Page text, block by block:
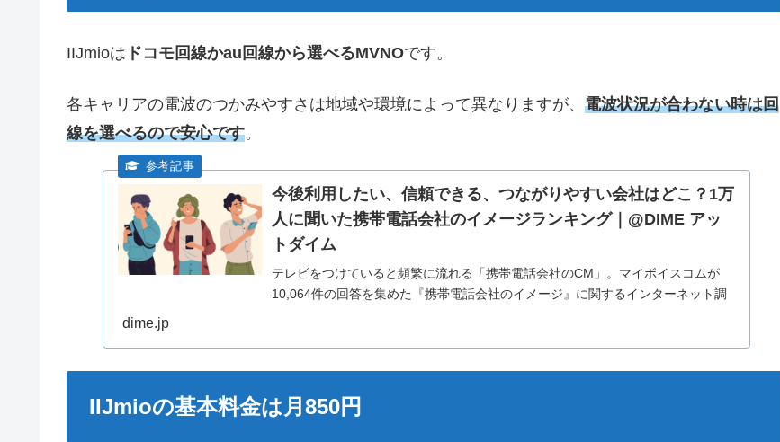
IIJmioは ドコモ回線かau回線から選べるMVNOです。
各キャリアの電波のつかみやすさは地域や環境によって異なりますが、 電波状況が合わない時は回
線を選べるので安心です。
今後利用したい、信頼できる、つながりやすい会社はどこ？1万
人に聞いた携帯電話会社のイメージランキング｜@DIME アッ
トダイム
テレビをつけていると頻繁に流れる「携帯電話会社のCM」。マイボイスコムが
10,064件の回答を集めた『携帯電話会社のイメージ』に関するインターネット調
dime.jp
IIJmioの基本料金は月850円